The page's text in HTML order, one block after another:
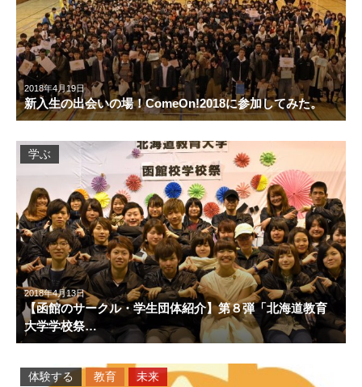
2018年4月19日
新入生の出会いの場！ComeOn!2018に参加してみた。
2018年4月13日
【函館のサークル・学生団体紹介】第８弾「北海道教育
大学学校祭…
学ぶ
体験する 教育 未来